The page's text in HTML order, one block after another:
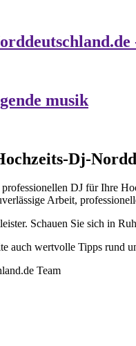
musik
Dj-
DJ für Ihre
Arbeit,
Schauen Sie sich in
auch wertvolle Tipps rund
Team